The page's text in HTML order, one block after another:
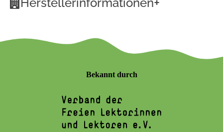
Bekannt durch